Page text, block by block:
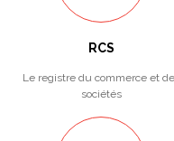
RCS
Le registre du commerce et
sociétés